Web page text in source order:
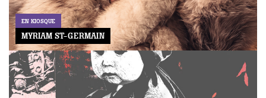
EN KIOSQUE
MYRIAM ST-GERMAIN